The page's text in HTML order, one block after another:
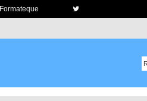
Formateque